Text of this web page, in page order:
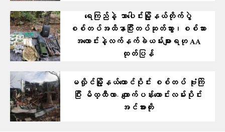
ရေကြည်နဲ့ သာပေါင်းမြို့နယ်တိုက်ပွဲ
စစ်တပ်အထိနာပြီးတပ်ဆုတ်သွား၊စစ်သား
အလောင်းနဲ့လက်နက်ခဲယမ်းများရဟု AA
ထုတ်ပြန်
မလှိုင်မြို့နယ်တောင်ပိုင်း စစ်တပ် ဗုံးကြဲ
ပြီး မိထ္ထီလာ- ကျောက်ပန်းတောင်းလမ်းပိုင်း
အင်အားတိုး